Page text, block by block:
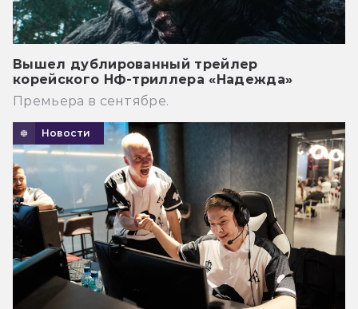
Вышел дублированный трейлер
корейского НФ-триллера «Надежда»
Премьера в сентябре.
Новости